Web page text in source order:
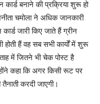
बनाने की प्रक्रिया शुरू हो
चमोला ने अधिक जानकारी
जारी किए जाते हैं ग्रीन
होती हैं वह सब सभी कार्यों में शुरू
में जितने भी चेक पोस्ट है
कहा कि अगर किसी रूट पर
करदी जाएगी।